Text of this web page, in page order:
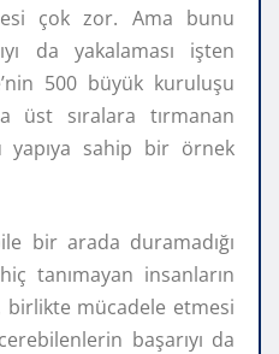
çok zor. Ama bunu
da yakalaması işten
500 büyük kuruluşu
üst sıralara tırmanan
sahip bir örnek
bir arada duramadığı
tanımayan insanların
birlikte mücadele etmesi
başarıyı da